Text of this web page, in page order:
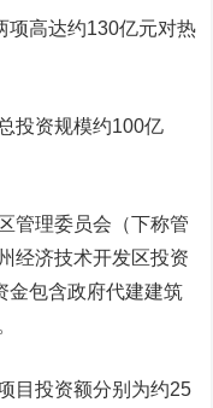
高达约130亿元对热
资规模约100亿
理委员会（下称管
经济技术开发区投资
金包含政府代建建筑
投资额分别为约25